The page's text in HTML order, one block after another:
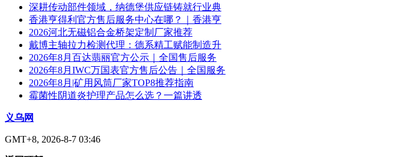
深耕传动部件领域，纳德堡供应链铸就行业典
香港亨得利官方售后服务中心在哪？｜香港亨
2026河北无磁铝合金桥架定制厂家推荐
戴博主轴拉力检测代理：德系精工赋能制造升
2026年8月百达翡丽官方公示｜全国售后服务
2026年8月IWC万国表官方售后公告｜全国服务
2026年8月|矿用风筒厂家TOP8推荐指南
霉菌性阴道炎护理产品怎么选？一篇讲透
义乌网
GMT+8, 2026-8-7 03:46